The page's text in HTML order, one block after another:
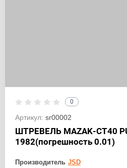
0
Артикул: sr00002
ШТРЕВЕЛЬ MAZAK-CT40
1982(погрешность 0.01)
Производитель JSD